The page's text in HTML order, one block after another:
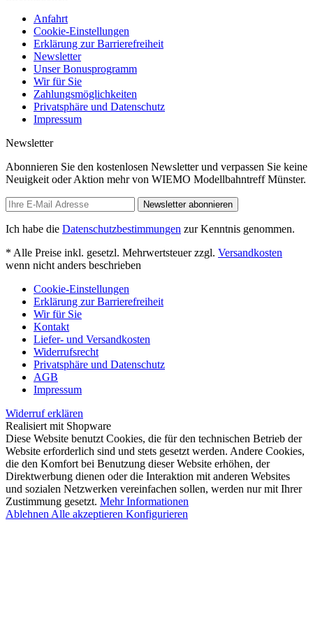
Anfahrt
Cookie-Einstellungen
Erklärung zur Barrierefreiheit
Newsletter
Unser Bonusprogramm
Wir für Sie
Zahlungsmöglichkeiten
Privatsphäre und Datenschutz
Impressum
Newsletter
Abonnieren Sie den kostenlosen Newsletter und verpassen Sie keine
Neuigkeit oder Aktion mehr von WIEMO Modellbahntreff Münster.
Newsletter abonnieren
Ich habe die Datenschutzbestimmungen zur Kenntnis genommen.
* Alle Preise inkl. gesetzl. Mehrwertsteuer zzgl. Versandkosten
wenn nicht anders beschrieben
Cookie-Einstellungen
Erklärung zur Barrierefreiheit
Wir für Sie
Kontakt
Liefer- und Versandkosten
Widerrufsrecht
Privatsphäre und Datenschutz
AGB
Impressum
Widerruf erklären
Realisiert mit Shopware
Diese Website benutzt Cookies, die für den technischen Betrieb der
Website erforderlich sind und stets gesetzt werden. Andere Cookies,
die den Komfort bei Benutzung dieser Website erhöhen, der
Direktwerbung dienen oder die Interaktion mit anderen Websites
und sozialen Netzwerken vereinfachen sollen, werden nur mit Ihrer
Zustimmung gesetzt. Mehr Informationen
Ablehnen Alle akzeptieren Konfigurieren